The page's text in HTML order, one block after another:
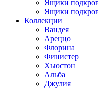
Ящики
Ящики
Коллекции
Вандея
Ареццо
Флорина
Финистер
Хьюстон
Альба
Джулия